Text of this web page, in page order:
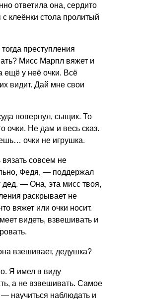
ответила она, сердито
клеёнки стола пролитый
преступления
Мисс Марпл вяжет и
ещё у неё очки. Всё
видит. Дай мне свои
повернул, сыщик. То
очки. Не дам и весь сказ.
очки не игрушка.
совсем не
Федя, — поддержал
дед. — Она, эта мисс твоя,
раскрывает не
вяжет или очки носит.
видеть, взвешивать и
взешивает, дедушка?
Я имел в виду
а не взвешивать. Самое
— научиться наблюдать и